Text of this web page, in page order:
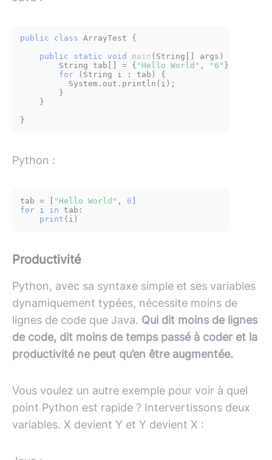
public class ArrayTest {
public
static void main (String[] args)
        String tab[] = {
"Hello World" , "6" };
for (String i : tab) {
          System.out.println(i);
        }
    }
Python :
tab = [ "Hello World" , 6
for i in tab:
print
Productivité
Python, avec sa syntaxe simple et ses variables
dynamiquement typées, nécessite moins de
lignes de code que Java. Qui dit moins de lignes
de code, dit moins de temps passé à coder et la
productivité ne peut qu’en être augmentée.
Vous voulez un autre exemple pour voir à quel
point Python est rapide ? Intervertissons deux
variables. X devient Y et Y devient X :